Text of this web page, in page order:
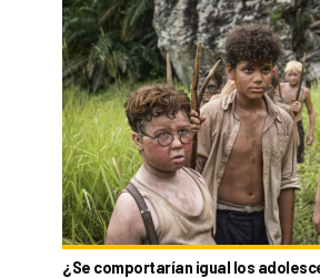
¿Se comportarían igual los